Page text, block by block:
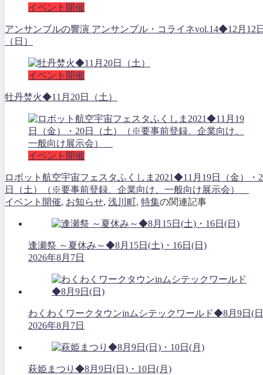
イベント開催
アンサンブルの響演 アンサンブル・コライネvol.14◆12月12
（日）
イベント開催
牡丹焚火◆11月20日（土）
イベント開催
ロボット航空宇宙フェスタふくしま2021◆11月19日（金）・
日（土）（※要事前登録、企業向け、一般向け展示会）
イベント開催, お知らせ, 浅川町, 特集の関連記事
逢瀬祭 ～夏休み～◆8月15日(土)・16日(日)
2026年8月7日
わくわくワークタウンinムシテックワールド◆8月9日(
2026年8月7日
萩姫まつり◆8月9日(日)・10日(月)